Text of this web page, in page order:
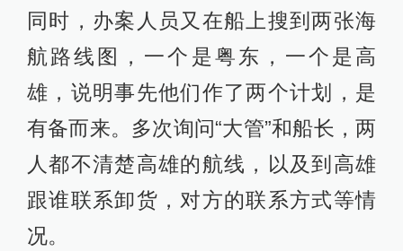
同时，办案人员又在船上搜到两张海
航路线图，一个是粤东，一个是高
雄，说明事先他们作了两个计划，是
有备而来。多次询问“大管”和船长，两
人都不清楚高雄的航线，以及到高雄
跟谁联系卸货，对方的联系方式等情
况。